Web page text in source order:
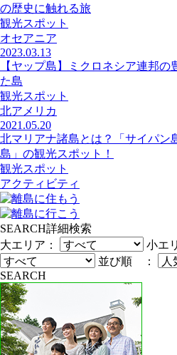
の歴史に触れる旅
観光スポット
オセアニア
2023.03.13
【ヤップ島】ミクロネシア連邦
た島
観光スポット
北アメリカ
2021.05.20
北マリアナ諸島とは？「サイパン
島」の観光スポット！
観光スポット
アクティビティ
SEARCH詳細検索
大エリア：
小エ
並び順 ：
SEARCH